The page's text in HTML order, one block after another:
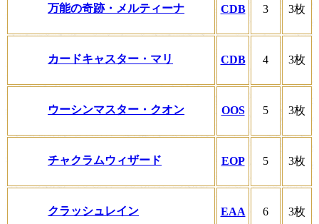
万能の奇跡・メルティーナ CDB 3 3枚
カードキャスター・マリ CDB 4 3枚
ウーシンマスター・クオン OOS 5 3枚
チャクラムウィザード EOP 5 3枚
クラッシュレイン EAA 6 3枚